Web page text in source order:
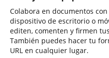
Colabora en documentos
dispositivo de escritorio o
editen, comenten y firmen
También puedes hacer tu
URL en cualquier lugar.